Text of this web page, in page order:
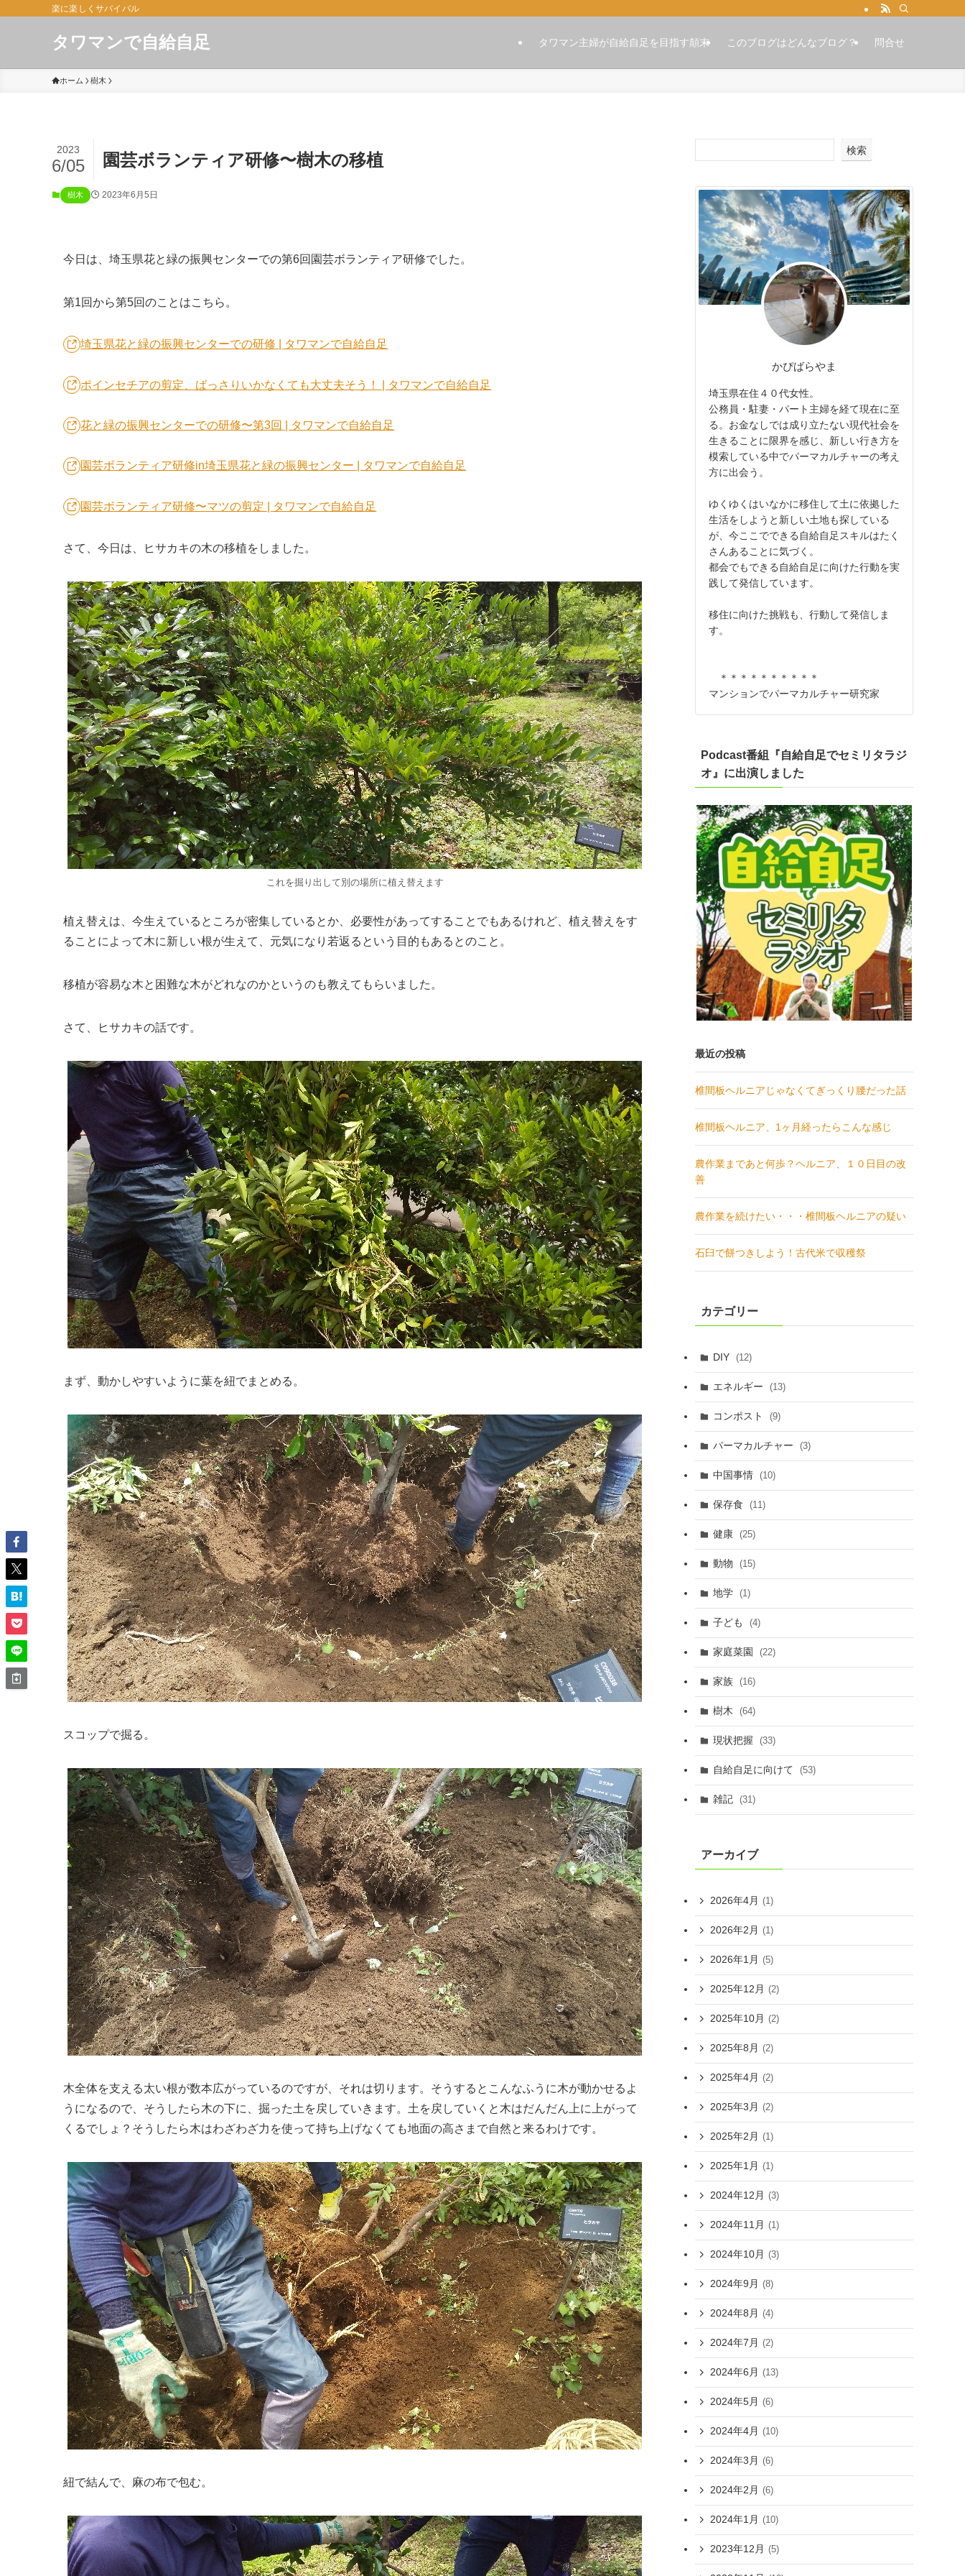
楽に楽しくサバイバル
タワマンで自給自足 タワマン主婦が自給自足を目指す顛末 このブログはどんなブログ？ 問合せ
ホーム 樹木
園芸ボランティア研修〜樹木の移植
2023
6/05
樹木 2023年6月5日
今日は、埼玉県花と緑の振興センターでの第6回園芸ボランティア研修でした。
第1回から第5回のことはこちら。
埼玉県花と緑の振興センターでの研修 | タワマンで自給自足
ポインセチアの剪定、ばっさりいかなくても大丈夫そう！ | タワマンで自給自足
花と緑の振興センターでの研修〜第3回 | タワマンで自給自足
園芸ボランティア研修in埼玉県花と緑の振興センター | タワマンで自給自足
園芸ボランティア研修〜マツの剪定 | タワマンで自給自足
さて、今日は、ヒサカキの木の移植をしました。
これを掘り出して別の場所に植え替えます
植え替えは、今生えているところが密集しているとか、必要性があってすることでもあるけれど、植え替えをす
ることによって木に新しい根が生えて、元気になり若返るという目的もあるとのこと。
移植が容易な木と困難な木がどれなのかというのも教えてもらいました。
さて、ヒサカキの話です。
まず、動かしやすいように葉を紐でまとめる。
スコップで掘る。
木全体を支える太い根が数本広がっているのですが、それは切ります。そうするとこんなふうに木が動かせるよ
うになるので、そうしたら木の下に、掘った土を戻していきます。土を戻していくと木はだんだん上に上がって
くるでしょ？そうしたら木はわざわざ力を使って持ち上げなくても地面の高さまで自然と来るわけです。
紐で結んで、麻の布で包む。
検索
かぴばらやま
埼玉県在住４０代女性。
公務員・駐妻・パート主婦を経て現在に至
る。お金なしでは成り立たない現代社会を
生きることに限界を感じ、新しい行き方を
模索している中でパーマカルチャーの考え
方に出会う。
ゆくゆくはいなかに移住して土に依拠した
生活をしようと新しい土地も探している
が、今ここでできる自給自足スキルはたく
さんあることに気づく。
都会でもできる自給自足に向けた行動を実
践して発信しています。
移住に向けた挑戦も、行動して発信しま
す。
＊＊＊＊＊＊＊＊＊＊
マンションでパーマカルチャー研究家
Podcast番組『自給自足でセミリタラジ
オ』に出演しました
最近の投稿
椎間板ヘルニアじゃなくてぎっくり腰だった話
椎間板ヘルニア、1ヶ月経ったらこんな感じ
農作業まであと何歩？ヘルニア、１０日目の改
善
農作業を続けたい・・・椎間板ヘルニアの疑い
石臼で餅つきしよう！古代米で収穫祭
カテゴリー
DIY (12)
エネルギー (13)
コンポスト (9)
パーマカルチャー (3)
中国事情 (10)
保存食 (11)
健康 (25)
動物 (15)
地学 (1)
子ども (4)
家庭菜園 (22)
家族 (16)
樹木 (64)
現状把握 (33)
自給自足に向けて (53)
雑記 (31)
アーカイブ
2026年4月 (1)
2026年2月 (1)
2026年1月 (5)
2025年12月 (2)
2025年10月 (2)
2025年8月 (2)
2025年4月 (2)
2025年3月 (2)
2025年2月 (1)
2025年1月 (1)
2024年12月 (3)
2024年11月 (1)
2024年10月 (3)
2024年9月 (8)
2024年8月 (4)
2024年7月 (2)
2024年6月 (13)
2024年5月 (6)
2024年4月 (10)
2024年3月 (6)
2024年2月 (6)
2024年1月 (10)
2023年12月 (5)